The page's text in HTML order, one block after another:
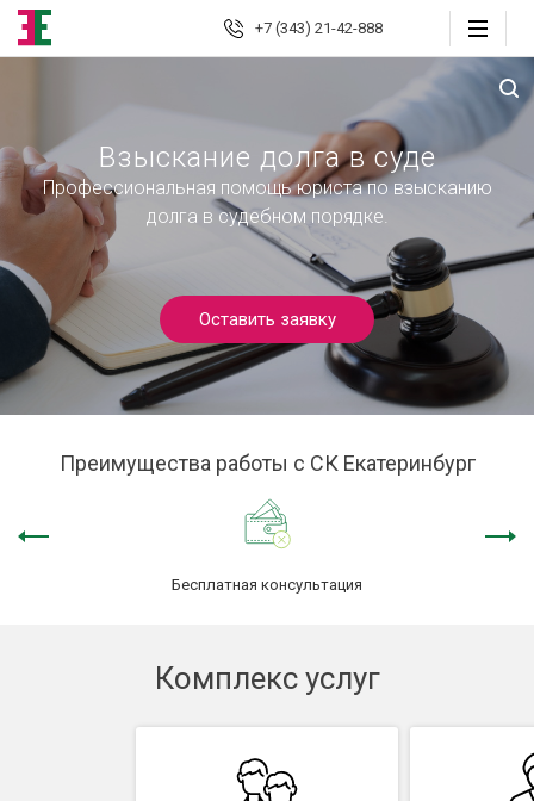
+7 (343) 21-42-888
Екатеринбург
Юридические
услуги
Автоюрист
Страховые споры
Страховой консалтинг
Защита должника
Банкротство граждан
Взыскание долга в суде
Профессиональная помощь юриста по взысканию
долга в судебном порядке.
Оставить заявку
Преимущества работы с СК Екатеринбург
Бесплатная консультация
Комплекс услуг